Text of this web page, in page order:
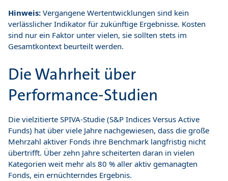
Hinweis: Vergangene Wertentwicklungen sind kein
verlässlicher Indikator für zukünftige Ergebnisse. Kosten
sind nur ein Faktor unter vielen, sie sollten stets im
Gesamtkontext beurteilt werden.
Die Wahrheit über
Performance-Studien
Die vielzitierte SPIVA-Studie (S&P Indices Versus Active
Funds) hat über viele Jahre nachgewiesen, dass die große
Mehrzahl aktiver Fonds ihre Benchmark langfristig nicht
übertrifft. Über zehn Jahre scheiterten daran in vielen
Kategorien weit mehr als 80 % aller aktiv gemanagten
Fonds, ein ernüchterndes Ergebnis.